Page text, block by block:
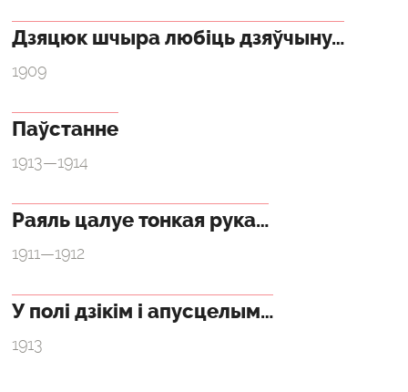
Дзяцюк шчыра любіць дзяўчыну…
1909
Паўстанне
1913—1914
Раяль цалуе тонкая рука…
1911—1912
У полі дзікім і апусцелым…
1913